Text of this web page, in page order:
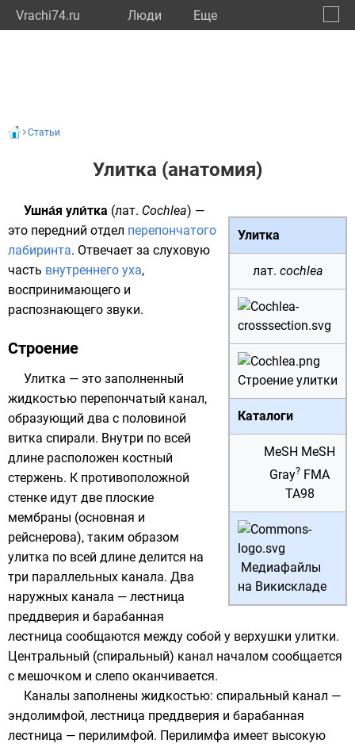
Vrachi74.ru Люди Eще
Статьи
Улитка (анатомия)
Улитка
лат. cochlea
Строение улитки
Каталоги
MeSH MeSH
Gray? FMA
TA98
Медиафайлы
на Викискладе
Ушна́я ули́тка (лат. Cochlea) —
это передний отдел перепончатого
лабиринта. Отвечает за слуховую
часть внутреннего уха,
воспринимающего и
распознающего звуки.
Строение
Улитка — это заполненный
жидкостью перепончатый канал,
образующий два с половиной
витка спирали. Внутри по всей
длине расположен костный
стержень. К противоположной
стенке идут две плоские
мембраны (основная и
рейснерова), таким образом
улитка по всей длине делится на
три параллельных канала. Два
наружных канала — лестница
преддверия и барабанная
лестница сообщаются между собой у верхушки улитки.
Центральный (спиральный) канал началом сообщается
с мешочком и слепо оканчивается.
Каналы заполнены жидкостью: спиральный канал —
эндолимфой, лестница преддверия и барабанная
лестница — перилимфой. Перилимфа имеет высокую